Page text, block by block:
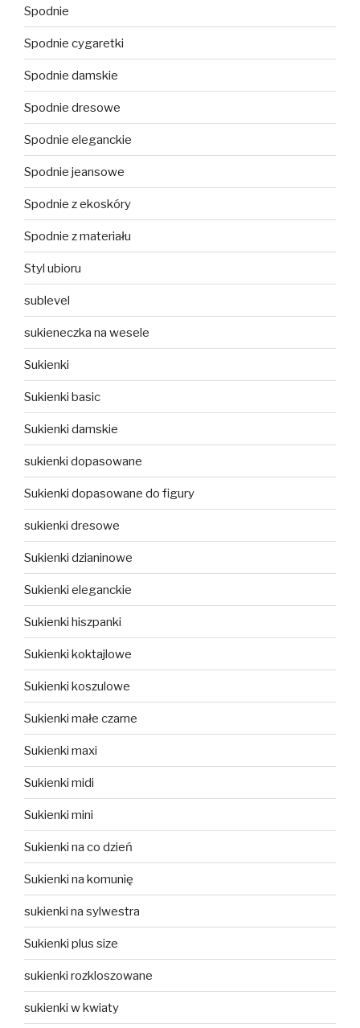
Spodnie
Spodnie cygaretki
Spodnie damskie
Spodnie dresowe
Spodnie eleganckie
Spodnie jeansowe
Spodnie z ekoskóry
Spodnie z materiału
Styl ubioru
sublevel
sukieneczka na wesele
Sukienki
Sukienki basic
Sukienki damskie
sukienki dopasowane
Sukienki dopasowane do figury
sukienki dresowe
Sukienki dzianinowe
Sukienki eleganckie
Sukienki hiszpanki
Sukienki koktajlowe
Sukienki koszulowe
Sukienki małe czarne
Sukienki maxi
Sukienki midi
Sukienki mini
Sukienki na co dzień
Sukienki na komunię
sukienki na sylwestra
Sukienki plus size
sukienki rozkloszowane
sukienki w kwiaty